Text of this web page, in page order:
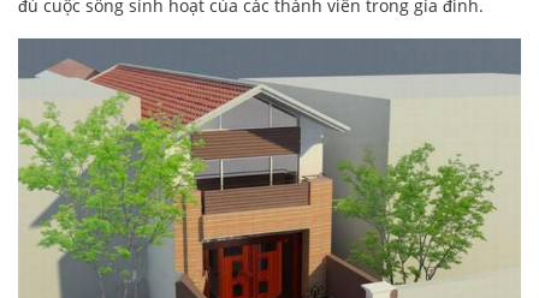
đủ cuộc sống sinh hoạt của các thành viên trong gia đình.